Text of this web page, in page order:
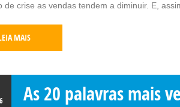
de crise as vendas tendem a diminuir. E,
MAIS
As 20 palavras mais